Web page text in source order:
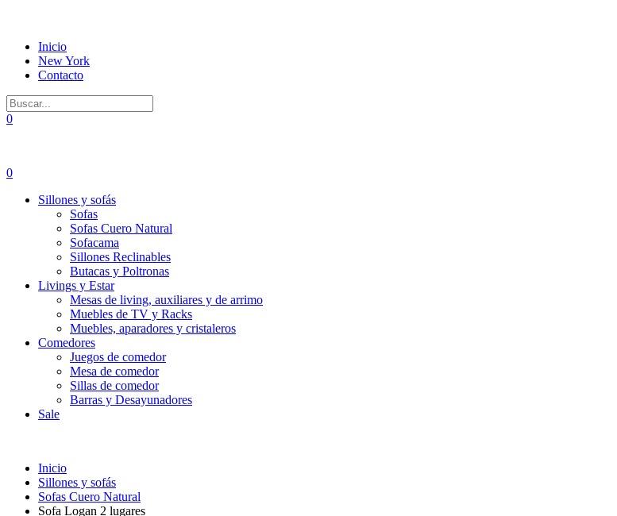
Inicio
New York
Contacto
0
0
Sillones y sofás
Sofas
Sofas Cuero Natural
Sofacama
Sillones Reclinables
Butacas y Poltronas
Livings y Estar
Mesas de living, auxiliares y de arrimo
Muebles de TV y Racks
Muebles, aparadores y cristaleros
Comedores
Juegos de comedor
Mesa de comedor
Sillas de comedor
Barras y Desayunadores
Sale
Inicio
Sillones y sofás
Sofas Cuero Natural
Sofa Logan 2 lugares